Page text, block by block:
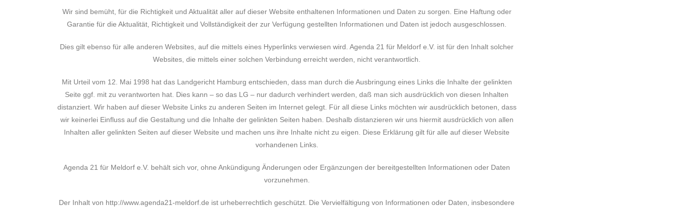
Wir sind bemüht, für die Richtigkeit und Aktualität aller auf dieser Website enthaltenen Informationen und Daten zu sorgen. Eine Haftung oder
Garantie für die Aktualität, Richtigkeit und Vollständigkeit der zur Verfügung gestellten Informationen und Daten ist jedoch ausgeschlossen.
Dies gilt ebenso für alle anderen Websites, auf die mittels eines Hyperlinks verwiesen wird. Agenda 21 für Meldorf e.V. ist für den Inhalt solcher
Websites, die mittels einer solchen Verbindung erreicht werden, nicht verantwortlich.
Mit Urteil vom 12. Mai 1998 hat das Landgericht Hamburg entschieden, dass man durch die Ausbringung eines Links die Inhalte der gelinkten
Seite ggf. mit zu verantworten hat. Dies kann – so das LG – nur dadurch verhindert werden, daß man sich ausdrücklich von diesen Inhalten
distanziert. Wir haben auf dieser Website Links zu anderen Seiten im Internet gelegt. Für all diese Links möchten wir ausdrücklich betonen, dass
wir keinerlei Einfluss auf die Gestaltung und die Inhalte der gelinkten Seiten haben. Deshalb distanzieren wir uns hiermit ausdrücklich von allen
Inhalten aller gelinkten Seiten auf dieser Website und machen uns ihre Inhalte nicht zu eigen. Diese Erklärung gilt für alle auf dieser Website
vorhandenen Links.
Agenda 21 für Meldorf e.V. behält sich vor, ohne Ankündigung Änderungen oder Ergänzungen der bereitgestellten Informationen oder Daten
vorzunehmen.
Der Inhalt von http://www.agenda21-meldorf.de ist urheberrechtlich geschützt. Die Vervielfältigung von Informationen oder Daten, insbesondere